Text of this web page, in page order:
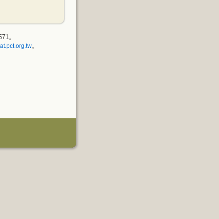
。
。